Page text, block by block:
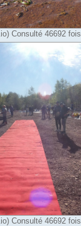
Consulté 46692 fois
Consulté 46692 fois